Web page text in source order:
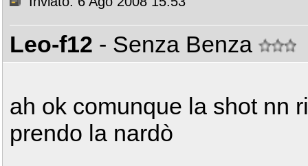
Leo-f12 - Senza Benza
ah ok comunque la shot nn
prendo la nardò